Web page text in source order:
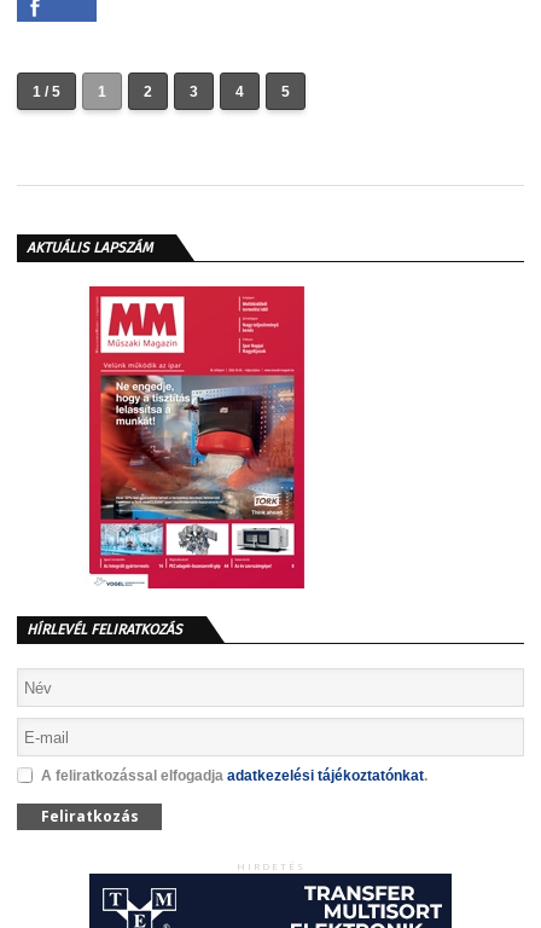
1 / 5 1 2 3 4 5
AKTUÁLIS LAPSZÁM
HÍRLEVÉL FELIRATKOZÁS
A feliratkozással elfogadja adatkezelési tájékoztatónkat.
Feliratkozás
HIRDETÉS